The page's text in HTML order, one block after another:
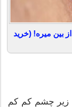
با این روش در 3 هفته از بین میره! (خرید
چشم کم کم